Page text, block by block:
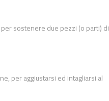
sostenere due pezzi (o parti) di
per aggiustarsi ed intagliarsi al